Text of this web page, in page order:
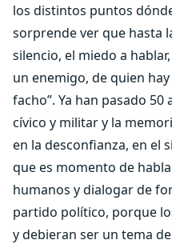
los distintos puntos
sorprende ver que hasta
silencio, el miedo a
un enemigo, de quien
facho”. Ya han pasado
cívico y militar y la
en la desconfianza, en el
que es momento de
humanos y dialogar de
partido político, porque
y debieran ser un tema